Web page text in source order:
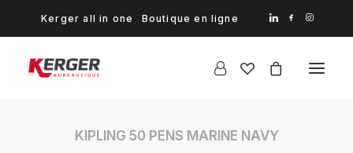
Kerger all in one Boutique en ligne
KIPLING 50 PENS MARINE NAVY